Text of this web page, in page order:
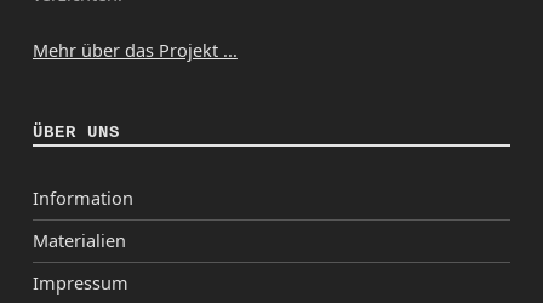
Mehr über das Projekt ...
ÜBER UNS
Information
Materialien
Impressum